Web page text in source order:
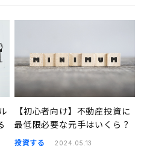
【初心者向け】不動産投資に
最低限必要な元手はいくら？
投資する 2024.05.13